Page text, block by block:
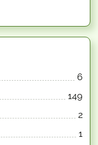
6
149
2
1